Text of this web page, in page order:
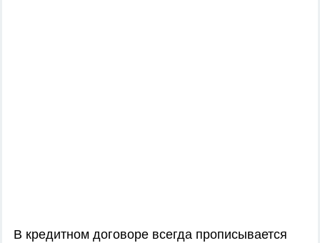
В кредитном договоре всегда прописывается